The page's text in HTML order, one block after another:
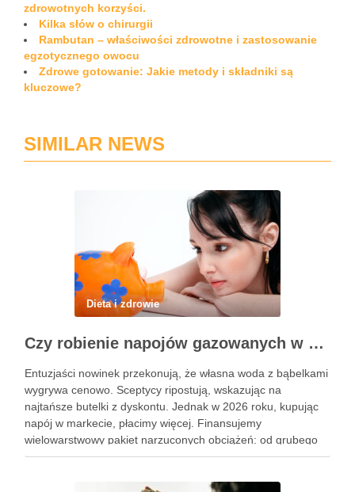
zdrowotnych korzyści.
Kilka słów o chirurgii
Rambutan – właściwości zdrowotne i zastosowanie
egzotycznego owocu
Zdrowe gotowanie: Jakie metody i składniki są
kluczowe?
SIMILAR NEWS
Dieta i zdrowie
Czy robienie napojów gazowanych w domu się opłaca?
Entuzjaści nowinek przekonują, że własna woda z bąbelkami
wygrywa cenowo. Sceptycy ripostują, wskazując na
najtańsze butelki z dyskontu. Jednak w 2026 roku, kupując
napój w markecie, płacimy więcej. Finansujemy
wielowarstwowy pakiet narzuconych obciążeń: od grubego
plastiku, przez koszty transportu, po rosnące opłaty